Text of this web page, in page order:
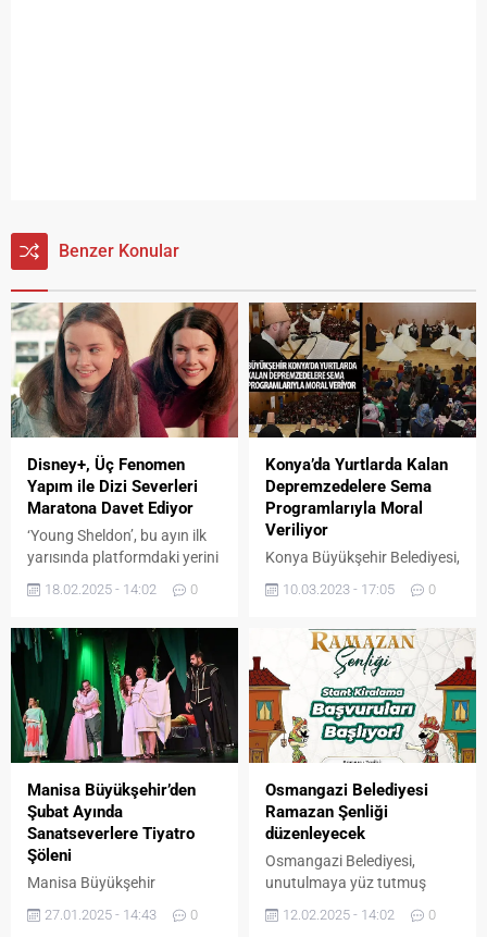
Benzer Konular
Disney+, Üç Fenomen
Yapım ile Dizi Severleri
Maratona Davet Ediyor
‘Young Sheldon’, bu ayın ilk
yarısında platformdaki yerini
‘How to Get Away with
‘Gilmore Girls’ dahil oluyor.
Disney+, diziseverler için
hazine niteliğinde üç
fenomen diziyi
kütüphanesine dahil ediyor
ve kesintisiz izleme
Platform, ilk olarak fenomen
dizi ‘The Big Bang
Theory’nin...
18.02.2025 - 14:02 0
Konya’da Yurtlarda Kalan
Depremzedelere Sema
Programlarıyla Moral
Veriliyor
Konya Büyükşehir Belediyesi,
sonrasında Konya’da misafir
olmak ve manevi destekte
bulunmak amacıyla sema
ayini şerifleri düzenliyor.
10.03.2023 - 17:05 0
Manisa Büyükşehir’den
Şubat Ayında
Sanatseverlere Tiyatro
Şöleni
Manisa Büyükşehir
alanındaki etkinliklerine hız
27.01.2025 - 14:43 0
Osmangazi Belediyesi
Ramazan Şenliği
düzenleyecek
Osmangazi Belediyesi,
unutulmaya yüz tutmuş
güzel şekilde yaşatmak
12.02.2025 - 14:02 0